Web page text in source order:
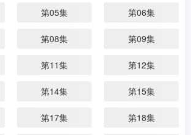
第05集 第06集
第08集 第09集
第11集 第12集
第14集 第15集
第17集 第18集